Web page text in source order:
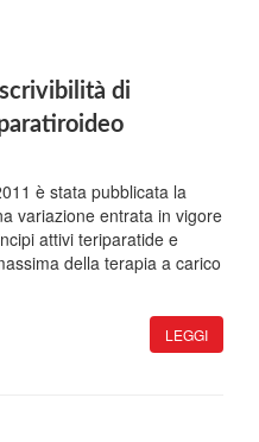
di
è stata pubblicata la
variazione entrata in vigore
attivi teriparatide e
della terapia a carico
LEGGI